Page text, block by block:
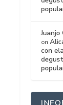
on
con